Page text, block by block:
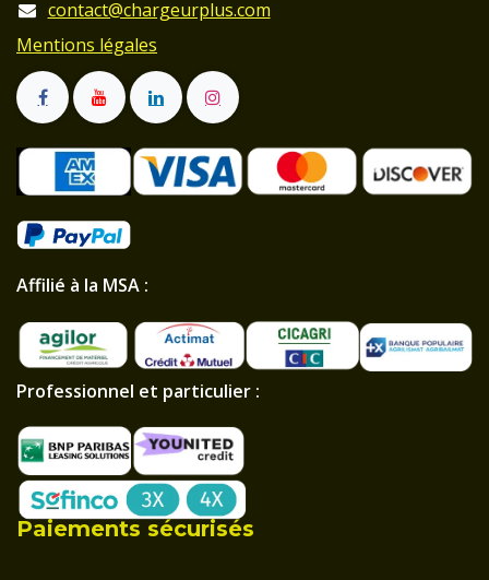
contact@chargeurplus.com
Mentions légales
Affilié à la MSA :
Professionnel et particulier :
Paiements sécurisés